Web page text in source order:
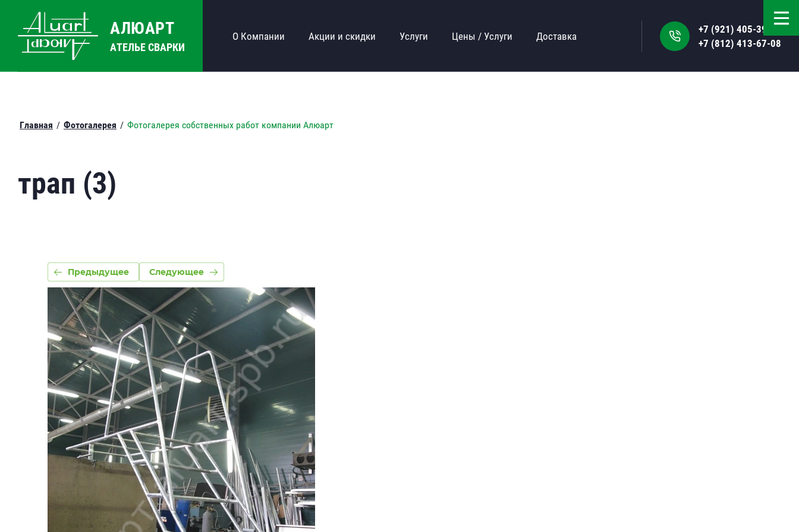
АЛЮАРТ
АТЕЛЬЕ СВАРКИ
О Компании Акции и скидки Услуги Цены / Услуги Доставка
+7 (921) 405-39-50
+7 (812) 413-67-08
Главная / Фотогалерея / Фотогалерея собственных работ компании Алюарт
трап (3)
Предыдущее Следующее